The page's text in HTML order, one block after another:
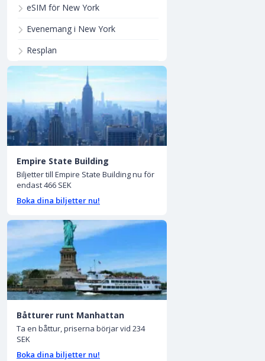
eSIM för New York
Evenemang i New York
Resplan
Empire State Building
Biljetter till Empire State Building nu för
endast 466 SEK
Boka dina biljetter nu!
Båtturer runt Manhattan
Ta en båttur, priserna börjar vid 234
SEK
Boka dina biljetter nu!